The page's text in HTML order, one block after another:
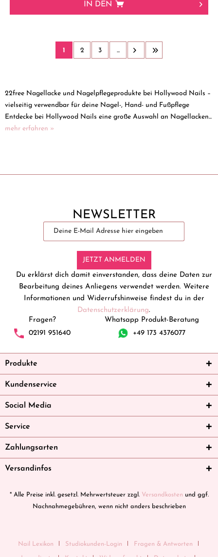
IN DEN
1 2 3 ...
22free Nagellacke und Nagelpflegeprodukte bei Hollywood Nails –
vielseitig verwendbar für deine Nagel-, Hand- und Fußpflege
Entdecke bei Hollywood Nails eine große Auswahl an Nagellacken...
mehr erfahren »
NEWSLETTER
JETZT ANMELDEN
Du erklärst dich damit einverstanden, dass deine Daten zur
Bearbeitung deines Anliegens verwendet werden. Weitere
Informationen und Widerrufshinweise findest du in der
Datenschutzerklärung.
Fragen?
02191 951640
Whatsapp Produkt-Beratung
+49 173 4376077
Produkte
Kundenservice
Social Media
Service
Zahlungsarten
Versandinfos
* Alle Preise inkl. gesetzl. Mehrwertsteuer zzgl. Versandkosten und ggf.
Nachnahmegebühren, wenn nicht anders beschrieben
Nail Lexikon Studiokunden-Login Fragen & Antworten